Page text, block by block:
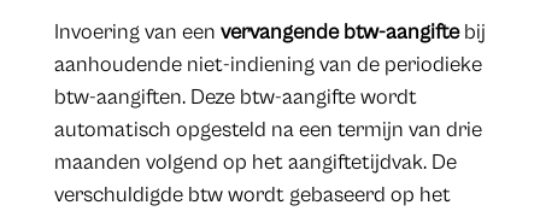
Invoering van een vervangende btw-aangiftebij
aanhoudende niet-indiening van de periodieke
btw-aangiften. Deze btw-aangifte wordt
automatisch opgesteld na een termijn van drie
maanden volgend op het aangiftetijdvak. De
verschuldigde btw wordt gebaseerd op het